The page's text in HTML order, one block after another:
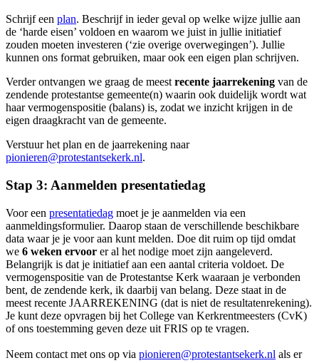
Schrijf een plan. Beschrijf in ieder geval op welke wijze jullie aan
de ‘harde eisen’ voldoen en waarom we juist in jullie initiatief
zouden moeten investeren (‘zie overige overwegingen’). Jullie
kunnen ons format gebruiken, maar ook een eigen plan schrijven.
Verderontvangen we graag de meestrecente jaarrekening van de
zendende protestantse gemeente(n) waarin ook duidelijk wordt wat
haar vermogenspositie (balans) is, zodat we inzicht krijgen in de
eigen draagkracht van de gemeente.
Verstuur het plan en de jaarrekening naar
pionieren@protestantsekerk.nl.
Stap 3: Aanmelden presentatiedag
Voor een presentatiedag moet je je aanmelden via een
aanmeldingsformulier. Daarop staan de verschillende beschikbare
data waar je je voor aan kunt melden. Doe dit ruim op tijd omdat
we 6 weken ervoor er al het nodige moet zijn aangeleverd.
Belangrijk is dat je initiatief aan een aantal criteria voldoet. De
vermogenspositie van de Protestantse Kerk waaraan je verbonden
bent, de zendende kerk, ik daarbij van belang. Deze staat in de
meest recente JAARREKENING (dat is niet de resultatenrekening).
Je kunt deze opvragen bij het College van Kerkrentmeesters (CvK)
of ons toestemming geven deze uit FRIS op te vragen.
Neem contact met ons op via pionieren@protestantsekerk.nl als er